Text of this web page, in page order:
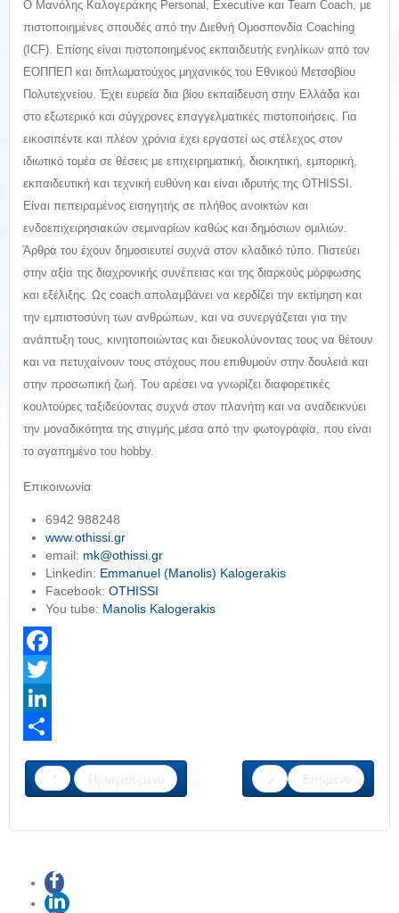
O Mανόλης Καλογεράκης Personal, Executive και Team Coach, με
πιστοποιημένες σπουδές από την Διεθνή Ομοσπονδία Coaching
(ICF). Επίσης είναι πιστοποιημένος εκπαιδευτής ενηλίκων από τον
ΕΟΠΠΕΠ και διπλωματούχος μηχανικός του Εθνικού Μετσοβίου
Πολυτεχνείου. Έχει ευρεία δια βίου εκπαίδευση στην Ελλάδα και
στο εξωτερικό και σύγχρονες επαγγελματικές πιστοποιήσεις. Για
εικοσιπέντε και πλέον χρόνια έχει εργαστεί ως στέλεχος στον
ιδιωτικό τομέα σε θέσεις με επιχειρηματική, διοικητική, εμπορική,
εκπαιδευτική και τεχνική ευθύνη και είναι ιδρυτής της OTHISSI.
Είναι πεπειραμένος εισηγητής σε πλήθος ανοικτών και
ενδοεπιχειρησιακών σεμιναρίων καθώς και δημόσιων ομιλιών.
Άρθρα του έχουν δημοσιευτεί συχνά στον κλαδικό τύπο. Πιστεύει
στην αξία της διαχρονικής συνέπειας και της διαρκούς μόρφωσης
και εξέλιξης. Ως coach απολαμβάνει να κερδίζει την εκτίμηση και
την εμπιστοσύνη των ανθρώπων, και να συνεργάζεται για την
ανάπτυξη τους, κινητοποιώντας και διευκολύνοντας τους να θέτουν
και να πετυχαίνουν τους στόχους που επιθυμούν στην δουλειά και
στην προσωπική ζωή. Του αρέσει να γνωρίζει διαφορετικές
κουλτούρες ταξιδεύοντας συχνά στον πλανήτη και να αναδεικνύει
την μοναδικότητα της στιγμής μέσα από την φωτογραφία, που είναι
το αγαπημένο του hobby.
Επικοινωνία
6942 988248
www.othissi.gr
email: mk@othissi.gr
Linkedin: Emmanuel (Manolis) Kalogerakis
Facebook: OTHISSI
You tube: Manolis Kalogerakis
Facebook
Twitter
LinkedIn
Προηγούμενο
Επόμενο